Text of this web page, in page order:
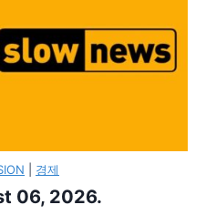
경제
06, 2026.